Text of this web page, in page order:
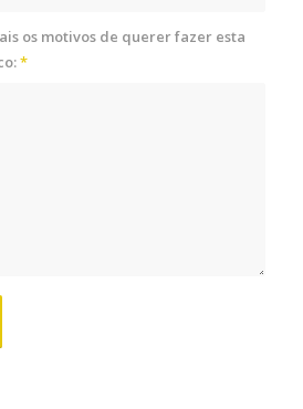
os motivos de querer fazer esta
*